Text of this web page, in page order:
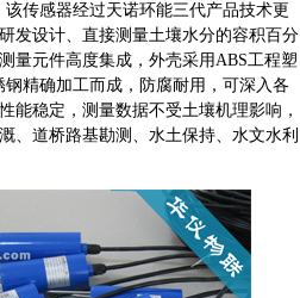
传感器经过天诺环能三代产品技术更
发设计、直接测量土壤水分的容积百分
量元件高度集成，外壳采用ABS工程塑
精确加工而成，防腐耐用，可深入各
能稳定，测量数据不受土壤机理影响，
、道桥路基勘测、水土保持、水文水利